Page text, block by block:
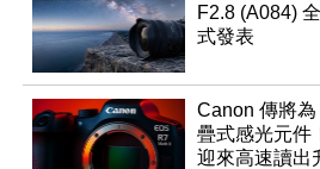
F2.8 (A084)
式發表
Canon 傳將
疊式感光元件
迎來高速讀出